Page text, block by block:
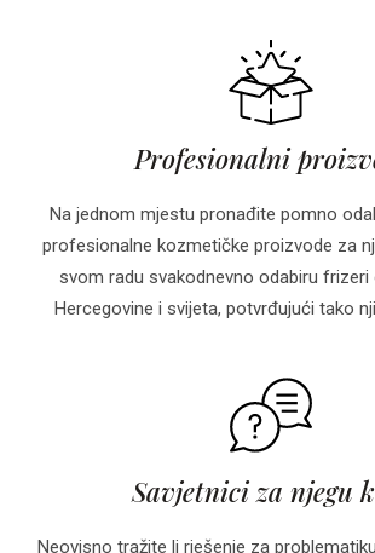
Profesionalni
Na jednom mjestu pronađite pomno
profesionalne kozmetičke proizvode za
svom radu svakodnevno odabiru frizeri
Hercegovine i svijeta, potvrđujući tako
Savjetnici za njegu
Neovisno tražite li rješenje za